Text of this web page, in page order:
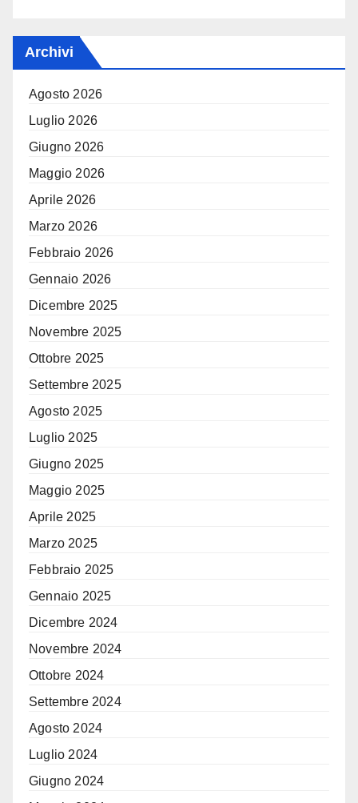
Archivi
Agosto 2026
Luglio 2026
Giugno 2026
Maggio 2026
Aprile 2026
Marzo 2026
Febbraio 2026
Gennaio 2026
Dicembre 2025
Novembre 2025
Ottobre 2025
Settembre 2025
Agosto 2025
Luglio 2025
Giugno 2025
Maggio 2025
Aprile 2025
Marzo 2025
Febbraio 2025
Gennaio 2025
Dicembre 2024
Novembre 2024
Ottobre 2024
Settembre 2024
Agosto 2024
Luglio 2024
Giugno 2024